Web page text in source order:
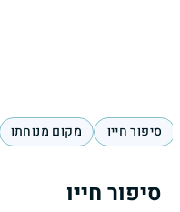
סיפור חייו מקום מנוחתו
סיפור חייו